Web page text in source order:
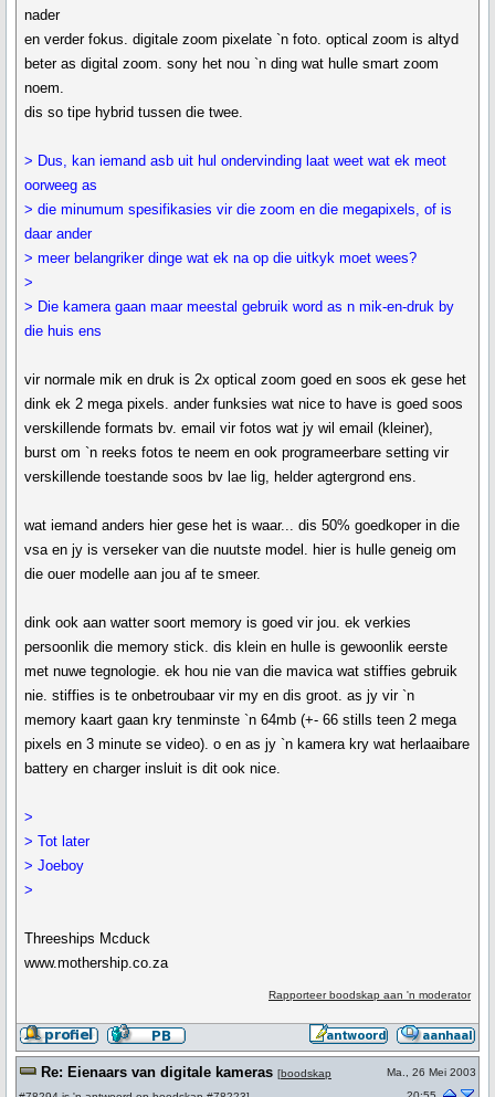
nader
en verder fokus. digitale zoom pixelate `n foto. optical zoom is altyd
beter as digital zoom. sony het nou `n ding wat hulle smart zoom
noem.
dis so tipe hybrid tussen die twee.
> Dus, kan iemand asb uit hul ondervinding laat weet wat ek meot
oorweeg as
> die minumum spesifikasies vir die zoom en die megapixels, of is
daar ander
> meer belangriker dinge wat ek na op die uitkyk moet wees?
>
> Die kamera gaan maar meestal gebruik word as n mik-en-druk by
die huis ens
vir normale mik en druk is 2x optical zoom goed en soos ek gese het
dink ek 2 mega pixels. ander funksies wat nice to have is goed soos
verskillende formats bv. email vir fotos wat jy wil email (kleiner),
burst om `n reeks fotos te neem en ook programeerbare setting vir
verskillende toestande soos bv lae lig, helder agtergrond ens.
wat iemand anders hier gese het is waar... dis 50% goedkoper in die
vsa en jy is verseker van die nuutste model. hier is hulle geneig om
die ouer modelle aan jou af te smeer.
dink ook aan watter soort memory is goed vir jou. ek verkies
persoonlik die memory stick. dis klein en hulle is gewoonlik eerste
met nuwe tegnologie. ek hou nie van die mavica wat stiffies gebruik
nie. stiffies is te onbetroubaar vir my en dis groot. as jy vir `n
memory kaart gaan kry tenminste `n 64mb (+- 66 stills teen 2 mega
pixels en 3 minute se video). o en as jy `n kamera kry wat herlaaibare
battery en charger insluit is dit ook nice.
>
> Tot later
> Joeboy
>
Threeships Mcduck
www.mothership.co.za
Rapporteer boodskap aan 'n moderator
Re: Eienaars van digitale kameras [boodskap
Ma., 26 Mei 2003